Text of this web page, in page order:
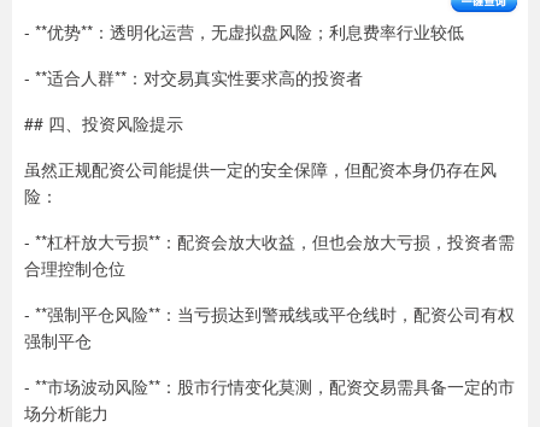
- **优势**：透明化运营，无虚拟盘风险；利息费率行业较低
- **适合人群**：对交易真实性要求高的投资者
## 四、投资风险提示
虽然正规配资公司能提供一定的安全保障，但配资本身仍存在风
险：
- **杠杆放大亏损**：配资会放大收益，但也会放大亏损，投资者需
合理控制仓位
- **强制平仓风险**：当亏损达到警戒线或平仓线时，配资公司有权
强制平仓
- **市场波动风险**：股市行情变化莫测，配资交易需具备一定的市
场分析能力